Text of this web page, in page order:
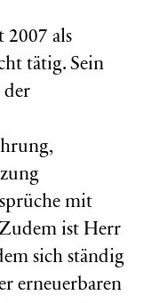
2007 als
tätig. Sein
der
mit
ist Herr
sich ständig
erneuerbaren